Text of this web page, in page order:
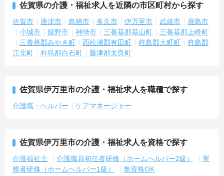
佐賀県の介護・福祉求人を近隣の市区町村から探す
佐賀市 唐津市 鳥栖市 多久市 伊万里市 武雄市
鹿島市
小城市
嬉野市 神埼市 三養基郡基山町
三養基郡上峰町
三養基郡みやき町
西松浦郡有田町 杵島郡大町町
杵島郡
江北町
杵島郡白石町 藤津郡太良町
佐賀県伊万里市の介護・福祉求人を職種で探す
介護職・ヘルパー ケアマネージャー
佐賀県伊万里市の介護・福祉求人を資格で探す
介護福祉士 介護職員初任者研修（ホームヘルパー2級）
実
務者研修（ホームヘルパー1級）
無資格OK